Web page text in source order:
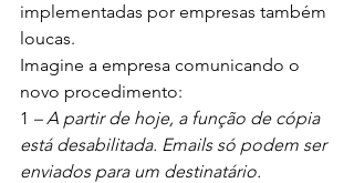
implementadas por empresas também
loucas.
Imagine a empresa comunicando o
novo procedimento:
1 – A partir de hoje, a função de cópia
está desabilitada. Emails só podem ser
enviados para um destinatário.